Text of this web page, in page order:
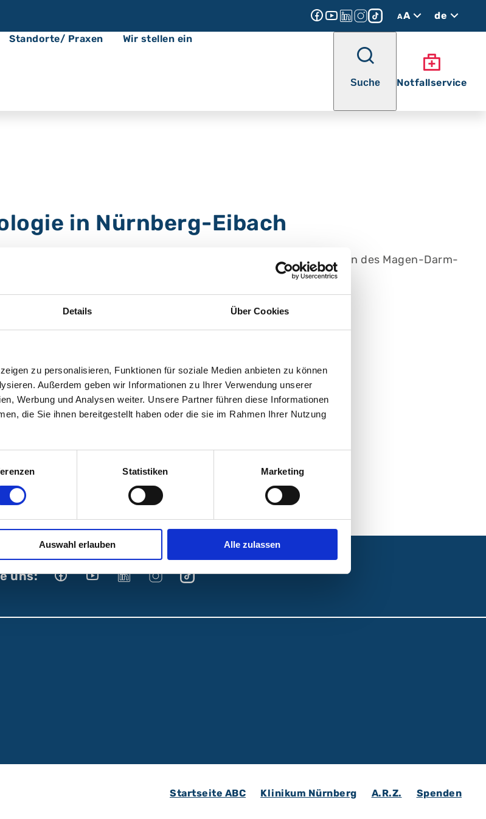
Details Über Cookies
zu personalisieren, Funktionen für soziale Medien anbieten zu können
Außerdem geben wir Informationen zu Ihrer Verwendung unserer
Werbung und Analysen weiter. Unsere Partner führen diese Informationen
die Sie ihnen bereitgestellt haben oder die sie im Rahmen Ihrer Nutzung
Statistiken Marketing
Auswahl erlauben Alle zulassen
AA
de
Standorte/ Praxen Wir stellen ein
Suche Notfallservice
in Nürnberg-Eibach
eine umfassende Diagnostik und Therapie bei Erkrankungen des Magen-Darm-
vereinbaren Sie einen Termin.
uns:
Startseite ABC Klinikum Nürnberg A.R.Z. Spenden